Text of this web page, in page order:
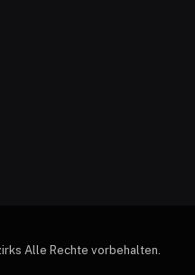
Alle Rechte vorbehalten.